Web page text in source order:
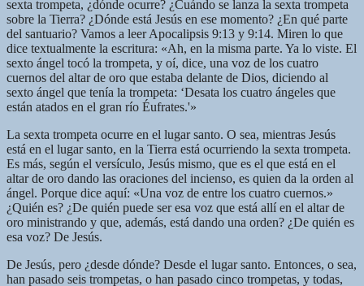
sexta trompeta, ¿dónde ocurre? ¿Cuándo se lanza la sexta trompeta
sobre la Tierra? ¿Dónde está Jesús en ese momento? ¿En qué parte
del santuario? Vamos a leer Apocalipsis 9:13 y 9:14. Miren lo que
dice textualmente la escritura: «Ah, en la misma parte. Ya lo viste. El
sexto ángel tocó la trompeta, y oí, dice, una voz de los cuatro
cuernos del altar de oro que estaba delante de Dios, diciendo al
sexto ángel que tenía la trompeta: ‘Desata los cuatro ángeles que
están atados en el gran río Éufrates.'»
La sexta trompeta ocurre en el lugar santo. O sea, mientras Jesús
está en el lugar santo, en la Tierra está ocurriendo la sexta trompeta.
Es más, según el versículo, Jesús mismo, que es el que está en el
altar de oro dando las oraciones del incienso, es quien da la orden al
ángel. Porque dice aquí: «Una voz de entre los cuatro cuernos.»
¿Quién es? ¿De quién puede ser esa voz que está allí en el altar de
oro ministrando y que, además, está dando una orden? ¿De quién es
esa voz? De Jesús.
De Jesús, pero ¿desde dónde? Desde el lugar santo. Entonces, o sea,
han pasado seis trompetas, o han pasado cinco trompetas, y todas,